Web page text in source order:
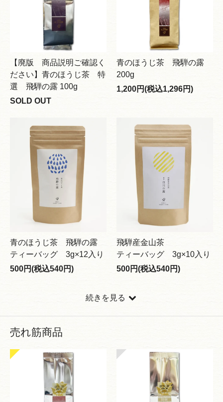
【廃版 商品説明ご確認く
ださい】青のほうじ茶 特
選 飛騨の露 100g
SOLD OUT
青のほうじ茶 飛騨の露
200g
1,200円(税込1,296円)
青のほうじ茶 飛騨の露
ティーバッグ 3g×12入り
500円(税込540円)
飛騨産金山茶
ティーバッグ 3g×10入り
500円(税込540円)
続きを見る
売れ筋商品